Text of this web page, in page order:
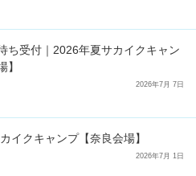
ち受付｜2026年夏サカイクキャン
】
2026年7月 7日
イクキャンプ【奈良会場】
2026年7月 1日